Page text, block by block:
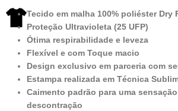
Tecido em malha 100% poliéster Dry
Proteção Ultravioleta (25 UFP)
Ótima respirabilidade e leveza
Flexível e com Toque macio
Design exclusivo em parceria com
Estampa realizada em Técnica
Caimento padrão para uma
descontração